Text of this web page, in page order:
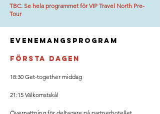
TBC. Se hela programmet för VIP Travel North Pre-
Tour
Evenemangsprogram
Första dagen
18:30 Get-together middag
21:15 Välkomstskål